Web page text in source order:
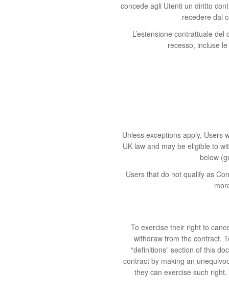
concede agli Utenti un diritto
recedere dal
L’estensione contrattuale
recesso, incluse
Unless exceptions apply, Users
UK law and may be eligible to
below
Users that do not qualify as
To exercise their right to
withdraw from the contract.
“definitions” section of this
contract by making an
they can exercise such